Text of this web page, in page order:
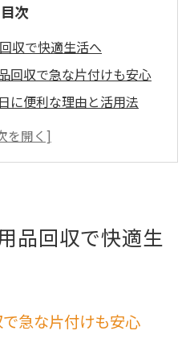
目次
収で快適生活へ
回収で急な片付けも安心
に便利な理由と活用法
収は祝日でも依頼できる
に依頼する最適なタイミ
品回収で快適生
急な片付けも安心